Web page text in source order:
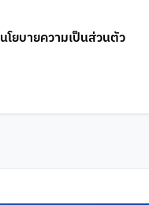
นโยบายความเป็นส่วนตัว